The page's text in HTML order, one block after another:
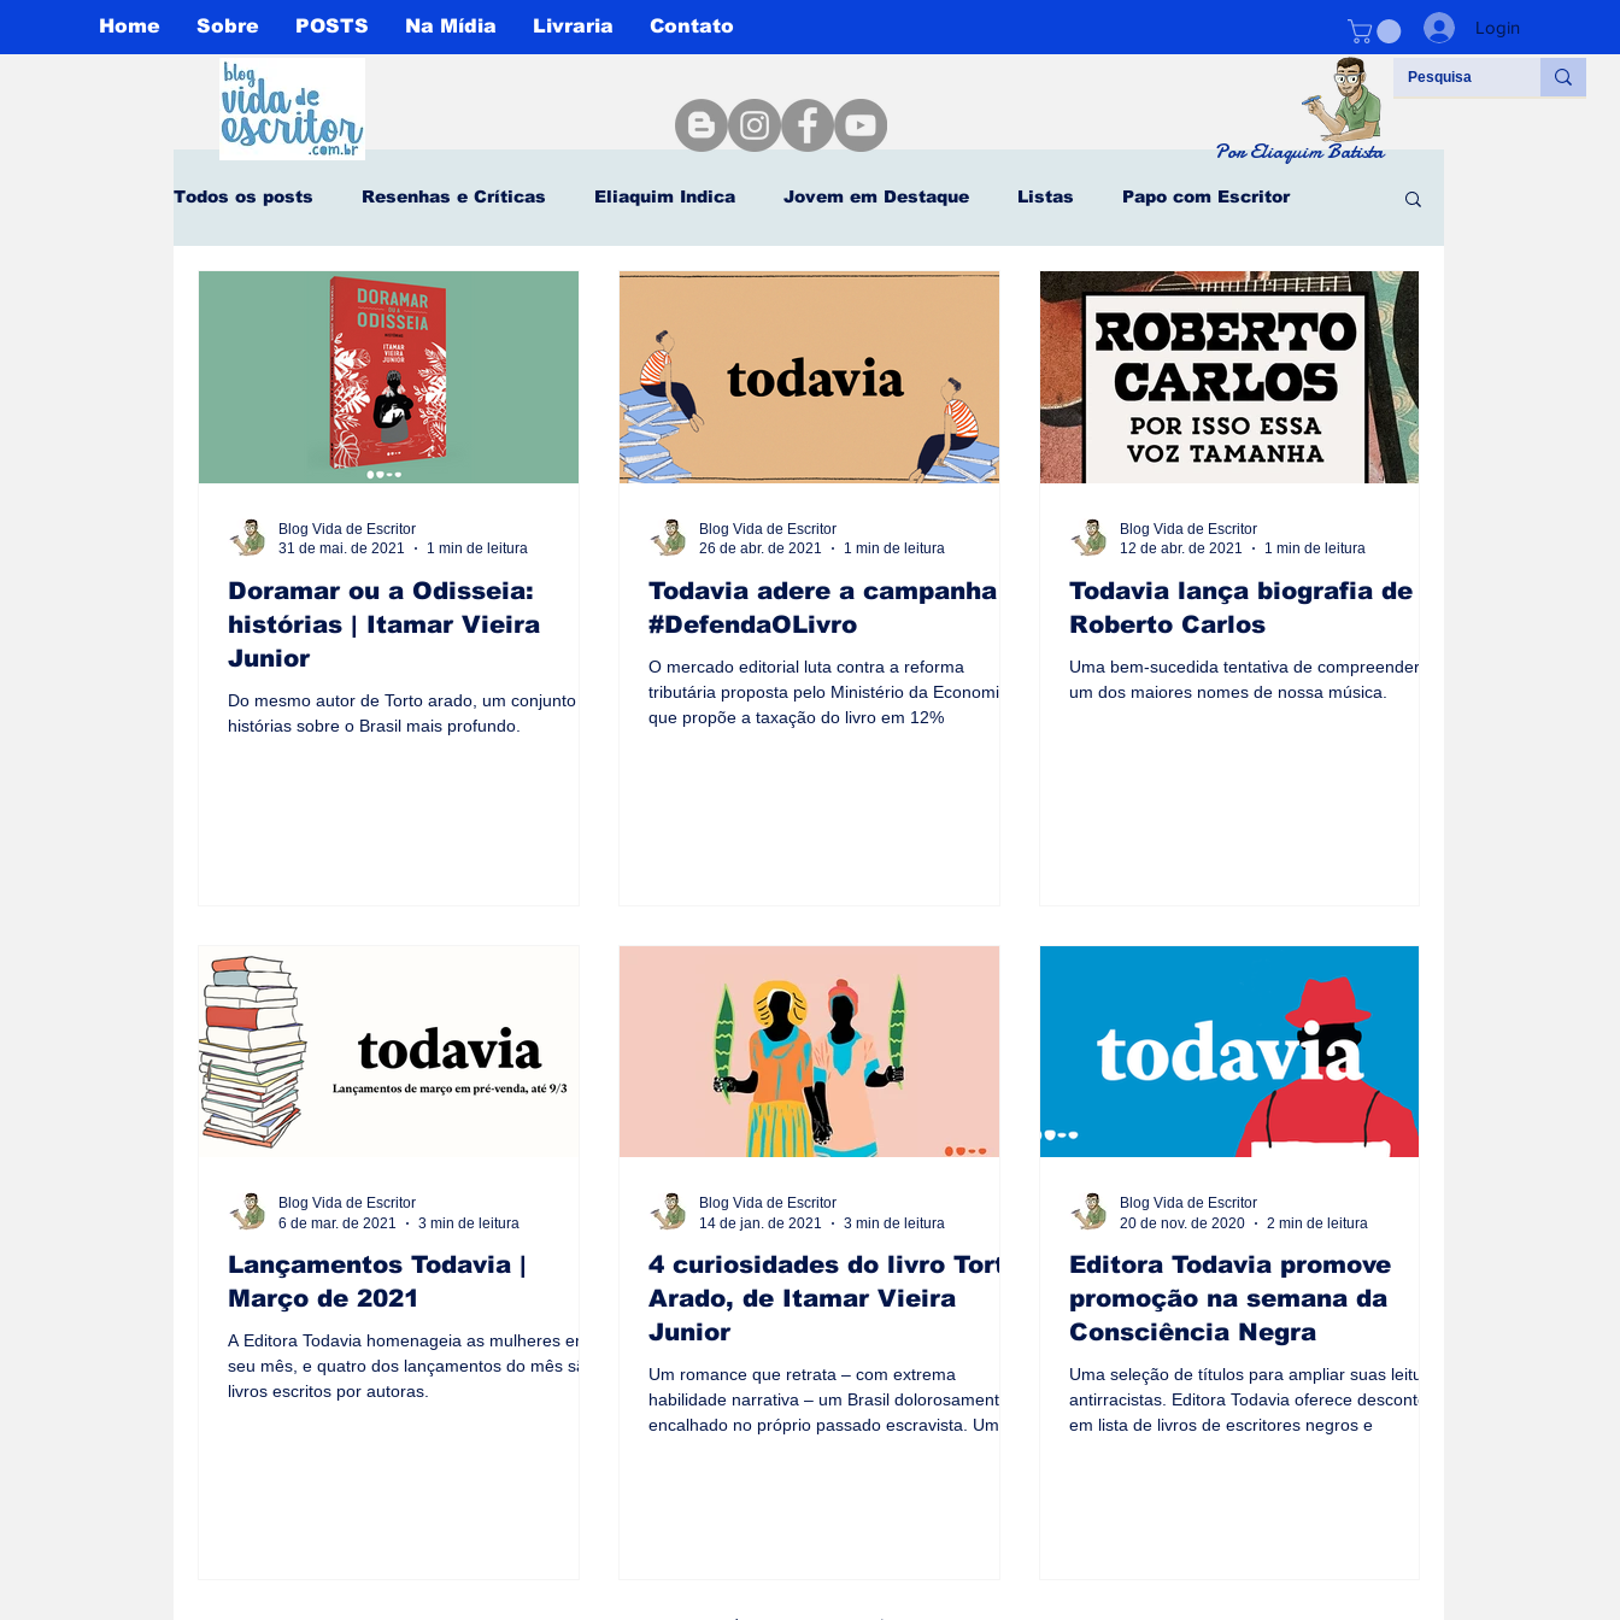
Home Sobre POSTS Na Mídia Livraria Contato Login
Por Eliaquim Batista
Todos os posts Resenhas e Críticas Eliaquim Indica Jovem em Destaque Listas Papo com Escritor
Notícias Culturais 1° Capítulo #vidadeescritor Parceiros
Contos e Crônicas Opinião Pública Por falar em arte Autor Clássico Especial - Clarice Lispector
Meu Livro Favorito Publicações Artigos dica quatro cinco um
Doramar ou a Odisseia:
histórias | Itamar Vieira
Junior
Do mesmo autor de Torto arado, um conjunto de
histórias sobre o Brasil mais profundo.
Blog Vida de Escritor
31 de mai. de 2021
1 min de leitura
Todavia adere a campanha
#DefendaOLivro
O mercado editorial luta contra a reforma
tributária proposta pelo Ministério da Economia,
que propõe a taxação do livro em 12%
Blog Vida de Escritor
26 de abr. de 2021
1 min de leitura
Todavia lança biografia de
Roberto Carlos
Uma bem-sucedida tentativa de compreender
um dos maiores nomes de nossa música.
Blog Vida de Escritor
12 de abr. de 2021
1 min de leitura
Lançamentos Todavia |
Março de 2021
A Editora Todavia homenageia as mulheres em
seu mês, e quatro dos lançamentos do mês são
livros escritos por autoras.
Blog Vida de Escritor
6 de mar. de 2021
3 min de leitura
4 curiosidades do livro Torto
Arado, de Itamar Vieira
Junior
Um romance que retrata – com extrema
habilidade narrativa – um Brasil dolorosamente
encalhado no próprio passado escravista. Um
Blog Vida de Escritor
14 de jan. de 2021
3 min de leitura
Editora Todavia promove
promoção na semana da
Consciência Negra
Uma seleção de títulos para ampliar suas leituras
antirracistas. Editora Todavia oferece desconto
em lista de livros de escritores negros e
Blog Vida de Escritor
20 de nov. de 2020
2 min de leitura